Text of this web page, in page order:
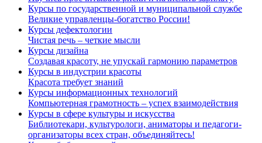
Курсы по государственной и муниципальной службе
Великие управленцы-богатство России!
Курсы дефектологии
Чистая речь – четкие мысли
Курсы дизайна
Создавая красоту, не упускай гармонию параметров
Курсы в индустрии красоты
Красота требует знаний
Курсы информационных технологий
Компьютерная грамотность – успех взаимодействия
Курсы в сфере культуры и искусства
Библиотекари, культурологи, аниматоры и педагоги-
организаторы всех стран, объединяйтесь!